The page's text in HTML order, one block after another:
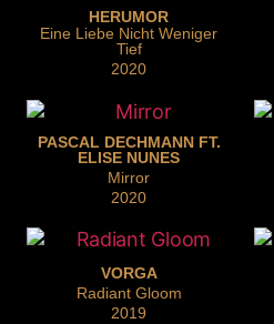
HERUMOR
Eine Liebe Nicht Weniger
Tief
2020
PASCAL DECHMANN FT.
ELISE NUNES
Mirror
2020
VORGA
Radiant Gloom
2019